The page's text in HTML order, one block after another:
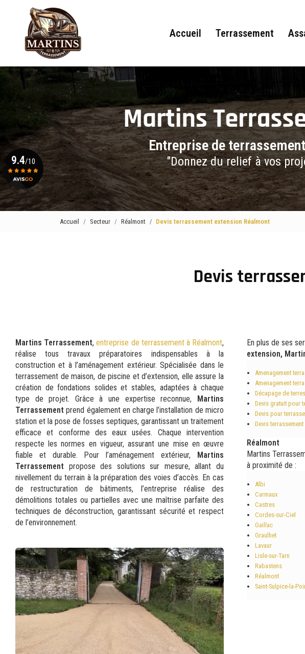
principal
Accueil Terrassement
Entreprise de
"Donnez du relief à vos
9.4/10
Voir le certificat
Accueil Secteur Réalmont Devis terrassement extension Réalmont
Devis
Martins Terrassement,entreprise de terrassement à Réalmont,
réalise tous travaux préparatoires indispensables à la
construction et à l’aménagement extérieur. Spécialisée dans le
terrassement de maison, de piscine et d’extension, elle assure la
création de fondations solides et stables, adaptées à chaque
type de projet. Grâce à une expertise reconnue, Martins
Terrassement prend également en charge l’installation de micro
station et la pose de fosses septiques, garantissant un traitement
efficace et conforme des eaux usées. Chaque intervention
respecte les normes en vigueur, assurant une mise en œuvre
fiable et durable. Pour l’aménagement extérieur, Martins
Terrassement propose des solutions sur mesure, allant du
nivellement du terrain à la préparation des voies d’accès. En cas
de restructuration de bâtiments, l’entreprise réalise des
démolitions totales ou partielles avec une maîtrise parfaite des
techniques de déconstruction, garantissant sécurité et respect
de l’environnement.
En plus de ses
extension,
Amenagement
Amenagement
Décapage de
Devis gratuit pour
Devis pour
Devis
Réalmont
Martins
à proximité de :
Albi
Carmaux
Castres
Cordes-sur-Ciel
Gaillac
Graulhet
Lavaur
Lisle-sur-Tarn
Rabastens
Réalmont
Saint-Sulpice-la-